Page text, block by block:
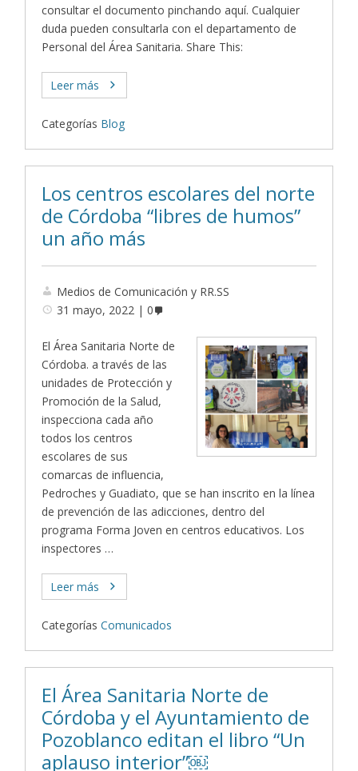
consultar el documento pinchando aquí. Cualquier
duda pueden consultarla con el departamento de
Personal del Área Sanitaria. Share This:
Leer más
Categorías Blog
Los centros escolares del norte
de Córdoba “libres de humos”
un año más
Medios de Comunicación y RR.SS
31 mayo, 2022
0
El Área Sanitaria Norte de
Córdoba. a través de las
unidades de Protección y
Promoción de la Salud,
inspecciona cada año
todos los centros
escolares de sus
comarcas de influencia,
Pedroches y Guadiato, que se han inscrito en la línea
de prevención de las adicciones, dentro del
programa Forma Joven en centros educativos. Los
inspectores …
Leer más
Categorías Comunicados
El Área Sanitaria Norte de
Córdoba y el Ayuntamiento de
Pozoblanco editan el libro “Un
aplauso interior”￼